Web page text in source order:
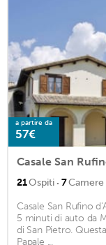
a partire da
57€
Casale San
21Ospiti · 7Camere
Casale San Rufino
5 minuti di auto da
di San Pietro.
Papale ...